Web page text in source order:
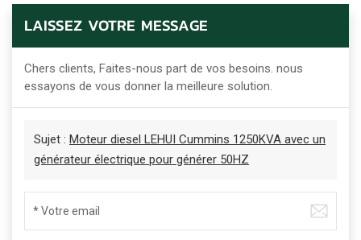
LAISSEZ VOTRE MESSAGE
Chers clients, Faites-nous part de vos besoins. nous
essayons de vous donner la meilleure solution.
Sujet : Moteur diesel LEHUI Cummins 1250KVA avec un
générateur électrique pour générer 50HZ